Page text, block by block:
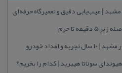
| عیب‌یابی دقیق و تعمیرگاه حرفه‌ای
تا حرم
امداد خودرو
سوناتا هیبرید | كدام را بخریم؟